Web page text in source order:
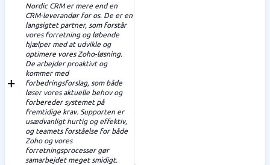
Nordic CRM er mere end en
CRM-leverandør for os. De er en
langsigtet partner, som forstår
vores forretning og løbende
hjælper med at udvikle og
optimere vores Zoho-løsning.
De arbejder proaktivt og
kommer med
forbedringsforslag, som både
løser vores aktuelle behov og
forbereder systemet på
fremtidige krav. Supporten er
usædvanligt hurtig og effektiv,
og teamets forståelse for både
Zoho og vores
forretningsprocesser gør
samarbejdet meget smidigt.